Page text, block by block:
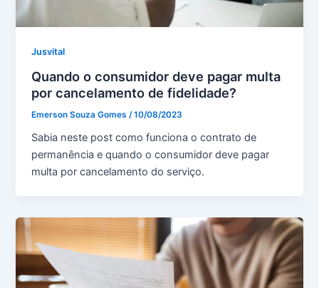
Jusvital
Quando o consumidor deve pagar multa
por cancelamento de fidelidade?
Emerson Souza Gomes /10/08/2023
Sabia neste post como funciona o contrato de
permanência e quando o consumidor deve pagar
multa por cancelamento do serviço.